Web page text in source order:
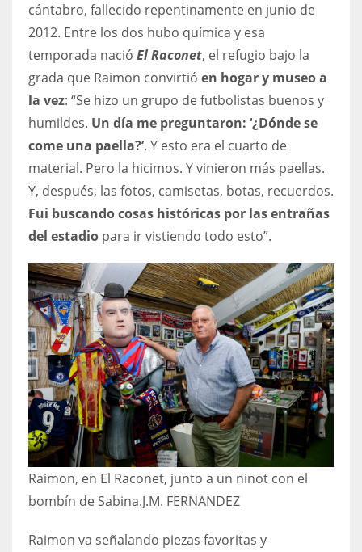
cántabro, fallecido repentinamente en junio de
2012. Entre los dos hubo química y esa
temporada nació El Raconet, el refugio bajo la
grada que Raimon convirtió en hogar y museo a
la vez: “Se hizo un grupo de futbolistas buenos y
humildes. Un día me preguntaron: ‘¿Dónde se
come una paella?’. Y esto era el cuarto de
material. Pero la hicimos. Y vinieron más paellas.
Y, después, las fotos, camisetas, botas, recuerdos.
Fui buscando cosas históricas por las entrañas
del estadio para ir vistiendo todo esto”.
Raimon, en El Raconet, junto a un ninot con el
bombín de Sabina.J.M. FERNANDEZ
Raimon va señalando piezas favoritas y